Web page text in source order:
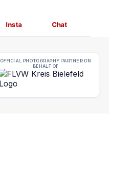
Insta Chat
OFFICIAL PHOTOGRAPHY PARTNER ON
BEHALF OF